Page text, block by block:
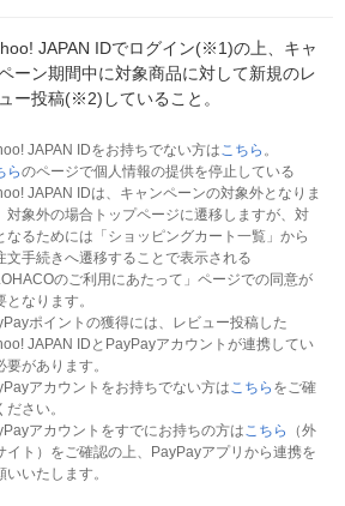
JAPAN IDでログイン(※1)の上、キャ
ーン期間中に対象商品に対して新規のレ
ー投稿(※2)していること。
JAPAN IDをお持ちでない方はこちら 。
らのページで個人情報の提供を停止している
JAPAN IDは、キャンペーンの対象外となりま
対象外の場合トップページに遷移しますが、対
なるためには「ショッピングカート一覧」から
文手続きへ遷移することで表示される
のご利用にあたって」ページでの同意が
となります。
ポイントの獲得には、レビュー投稿した
JAPAN IDとPayPayアカウントが連携してい
要があります。
アカウントをお持ちでない方はこちら をご確
ださい。
アカウントをすでにお持ちの方はこちら
（外
イト）をご確認の上、PayPayアプリから連携を
いいたします。